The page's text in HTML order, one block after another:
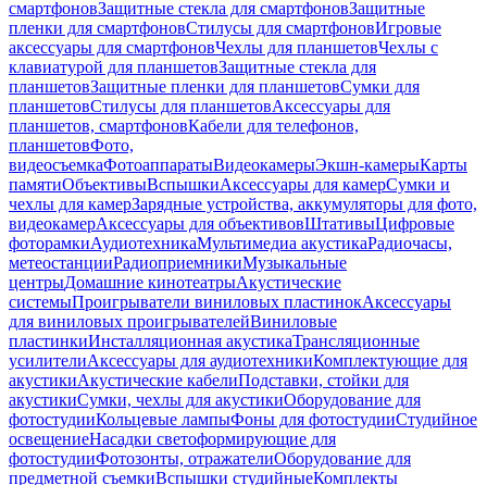
смартфоновЗащитные стекла для смартфоновЗащитные
пленки для смартфоновСтилусы для смартфоновИгровые
аксессуары для смартфоновЧехлы для планшетовЧехлы с
клавиатурой для планшетовЗащитные стекла для
планшетовЗащитные пленки для планшетовСумки для
планшетовСтилусы для планшетовАксессуары для
планшетов, смартфоновКабели для телефонов,
планшетовФото,
видеосъемкаФотоаппаратыВидеокамерыЭкшн-камерыКарты
памятиОбъективыВспышкиАксессуары для камерСумки и
чехлы для камерЗарядные устройства, аккумуляторы для фото,
видеокамерАксессуары для объективовШтативыЦифровые
фоторамкиАудиотехникаМультимедиа акустикаРадиочасы,
метеостанцииРадиоприемникиМузыкальные
центрыДомашние кинотеатрыАкустические
системыПроигрыватели виниловых пластинокАксессуары
для виниловых проигрывателейВиниловые
пластинкиИнсталляционная акустикаТрансляционные
усилителиАксессуары для аудиотехникиКомплектующие для
акустикиАкустические кабелиПодставки, стойки для
акустикиСумки, чехлы для акустикиОборудование для
фотостудииКольцевые лампыФоны для фотостудииСтудийное
освещениеНасадки светоформирующие для
фотостудииФотозонты, отражателиОборудование для
предметной съемкиВспышки студийныеКомплекты